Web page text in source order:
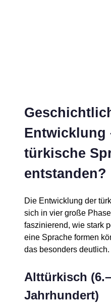
Entwicklung
türkische
entstanden?
Die Entwicklung der
sich in vier große
faszinierend, wie stark
eine Sprache formen
das besonders deutlich.
Alttürkisch
Jahrhundert)